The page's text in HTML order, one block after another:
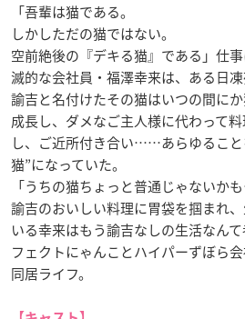
「吾輩は猫である。
しかしただの猫ではない。
空前絶後の『デキる猫』である」仕
滅的な会社員・福澤幸来は、ある日凍
諭吉と名付けたその猫はいつの間に
成長し、ダメなご主人様に代わって
し、ご近所付き合い……あらゆること
猫”になっていた。
「うちの猫ちょっと普通じゃないか
諭吉のおいしい料理に胃袋を掴まれ
いる幸来はもう諭吉なしの生活なん
フェクトにゃんことハイパーずぼら
同居ライフ。